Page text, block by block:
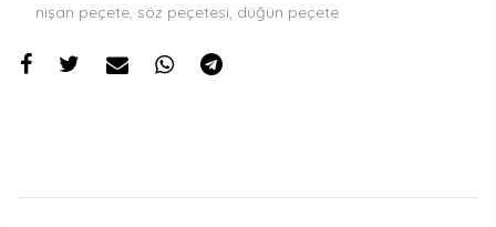
nişan peçete, söz peçetesi, düğün peçete